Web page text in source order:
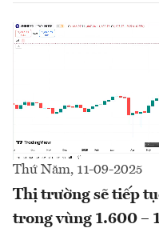
Thứ Năm, 11-09-2025
Thị trường sẽ tiếp
trong vùng 1.600 –